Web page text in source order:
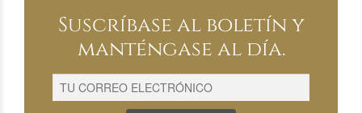
Suscríbase al boletín y
manténgase al día.